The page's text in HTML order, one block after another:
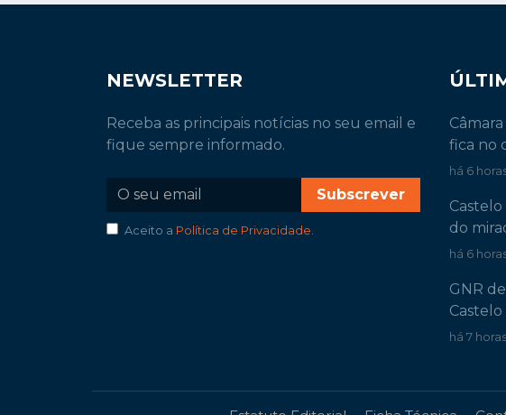
NEWSLETTER
Receba as principais notícias no seu email e
fique sempre informado.
Subscrever
Aceito a Política de Privacidade
fica no
há 6
do
há 6
GNR
há 7 horas